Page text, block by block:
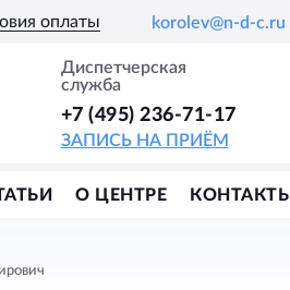
оплаты korolev@n-d-c.ru
Диспетчерская
служба
+7 (495) 236-71-17
ЗАПИСЬ НА ПРИЁМ
О ЦЕНТРЕ КОНТАКТЫ